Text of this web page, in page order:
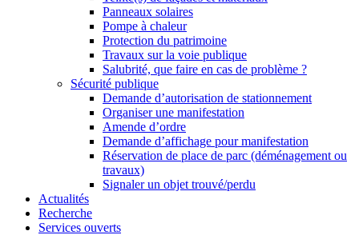
Panneaux solaires
Pompe à chaleur
Protection du patrimoine
Travaux sur la voie publique
Salubrité, que faire en cas de problème ?
Sécurité publique
Demande d’autorisation de stationnement
Organiser une manifestation
Amende d’ordre
Demande d’affichage pour manifestation
Réservation de place de parc (déménagement ou
travaux)
Signaler un objet trouvé/perdu
Actualités
Recherche
Services ouverts